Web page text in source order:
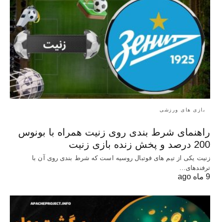
بازی های ورزشی
راهنمای شرط بندی روی زنیت همراه با بونوس
200 درصد و پخش زنده بازی زنیت
زنیت یکی از تیم های فوتبال روسیه است که شرط بندی روی آن با
ترفندهای…
9 ماه ago